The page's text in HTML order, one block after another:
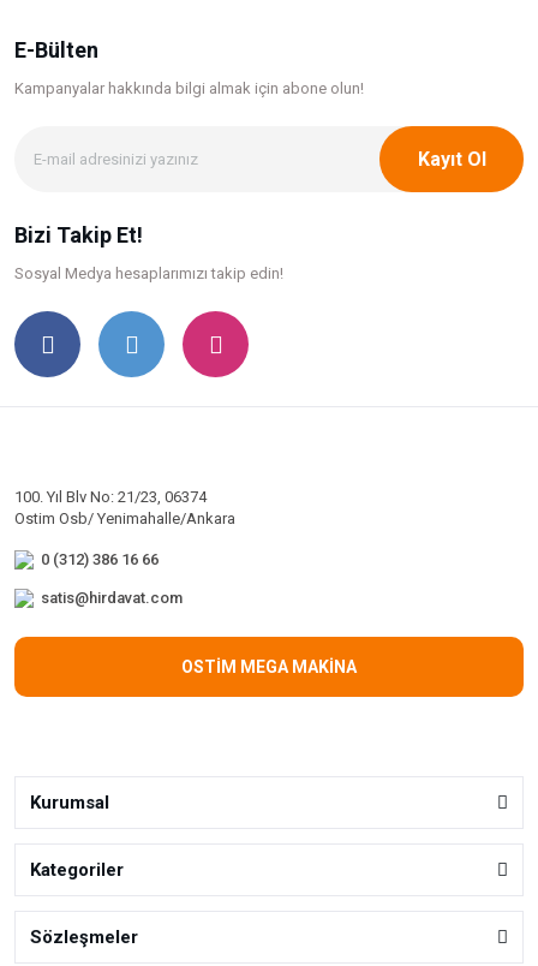
E-Bülten
Kampanyalar hakkında bilgi almak için abone olun!
Kayıt Ol
Bizi Takip Et!
Sosyal Medya hesaplarımızı takip edin!
100. Yıl Blv No: 21/23, 06374
Ostim Osb/ Yenimahalle/Ankara
0 (312) 386 16 66
satis@hirdavat.com
OSTİM MEGA MAKİNA
Kurumsal
Kategoriler
Sözleşmeler